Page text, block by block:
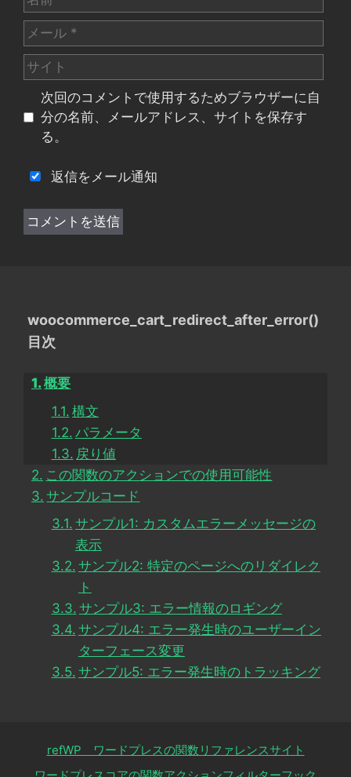
前
メ
ー
ル
サ
イ
次回のコメントで使用するためブラウザーに自
分の名前、メールアドレス、サイトを保存す
る。
返信をメール通知
woocommerce_cart_redirect_after_error()
目次
概要
構文
パラメータ
戻り値
この関数のアクションでの使用可能性
サンプルコード
サンプル1: カスタムエラーメッセージの
表示
サンプル2: 特定のページへのリダイレク
ト
サンプル3: エラー情報のロギング
サンプル4: エラー発生時のユーザーイン
ターフェース変更
サンプル5: エラー発生時のトラッキング
refWP ワードプレスの関数リファレンスサイト